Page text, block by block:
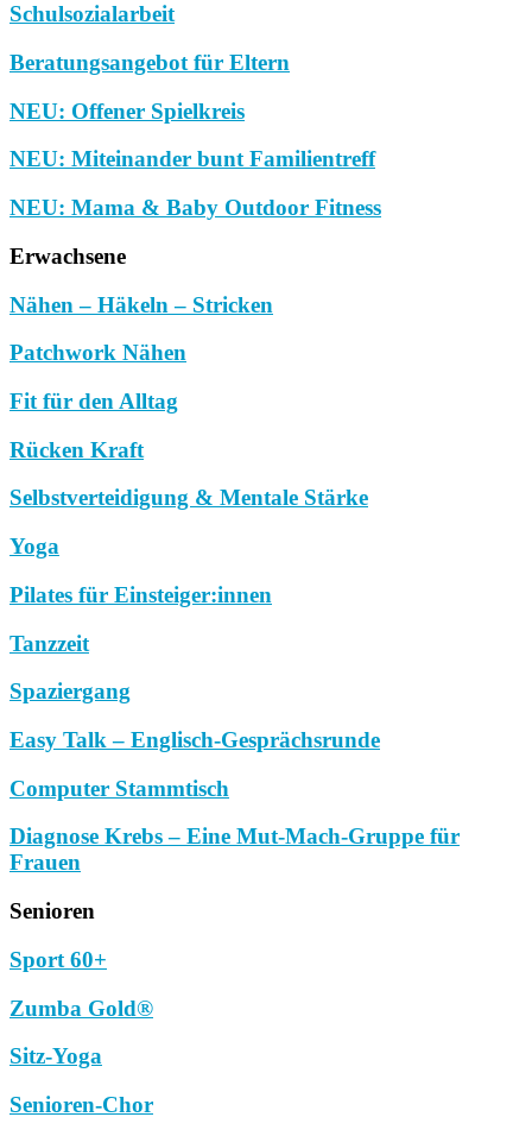
Schulsozialarbeit
Beratungsangebot für Eltern
NEU: Offener Spielkreis
NEU: Miteinander bunt Familientreff
NEU: Mama & Baby Outdoor Fitness
Erwachsene
Nähen – Häkeln – Stricken
Patchwork Nähen
Fit für den Alltag
Rücken Kraft
Selbstverteidigung & Mentale Stärke
Yoga
Pilates für Einsteiger:innen
Tanzzeit
Spaziergang
Easy Talk – Englisch-Gesprächsrunde
Computer Stammtisch
Diagnose Krebs – Eine Mut-Mach-Gruppe für
Frauen
Senioren
Sport 60+
Zumba Gold®
Sitz-Yoga
Senioren-Chor